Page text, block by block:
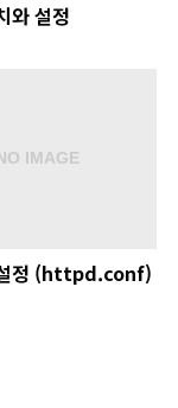
와 설정
정 (httpd.conf)